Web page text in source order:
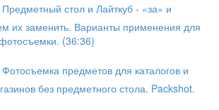
стол и Лайткуб - «за» и
их заменить. Варианты применения для
(36:36)
предметов для каталогов и
без предметного стола. Packshot.